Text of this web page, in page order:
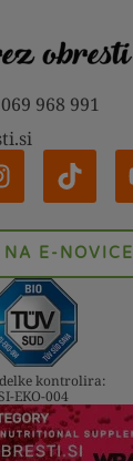
069 968 991
NA E-NOVICE
kontrolira:
EKO-004